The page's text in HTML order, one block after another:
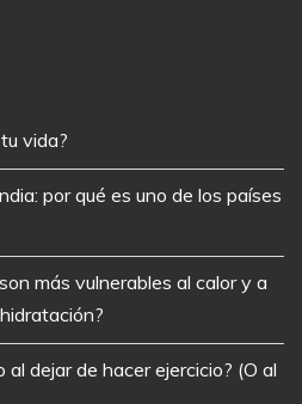
vida?
por qué es uno de los países
más vulnerables al calor y a
al dejar de hacer ejercicio? (O al